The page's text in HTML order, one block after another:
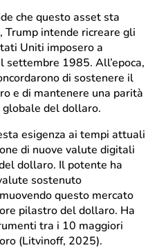
che questo asset sta
intende ricreare gli
Uniti imposero a
settembre 1985. All’epoca,
di sostenere il
e di mantenere una parità
del dollaro.
esigenza ai tempi attuali
di nuove valute digitali
dollaro. Il potente ha
sostenuto
questo mercato
pilastro del dollaro. Ha
tra i 10 maggiori
(Litvinoff, 2025).